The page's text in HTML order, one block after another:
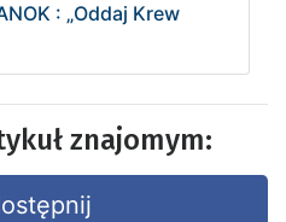
: „Oddaj Krew
znajomym: